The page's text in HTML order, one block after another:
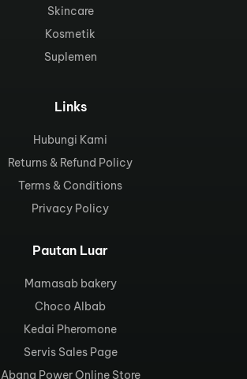
Skincare
Kosmetik
Suplemen
Links
Hubungi Kami
Returns & Refund Policy
Terms & Conditions
Privacy Policy
Pautan Luar
Mamasab bakery
Choco Albab
Kedai Pheromone
Servis Sales Page
Abang Power Online Store